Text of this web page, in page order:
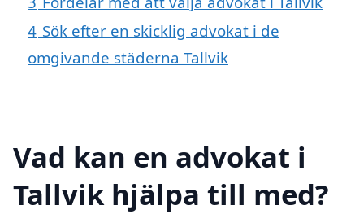
4 Sök efter en skicklig advokat i de
omgivande städerna Tallvik
Vad kan en advokat i
Tallvik hjälpa till med?